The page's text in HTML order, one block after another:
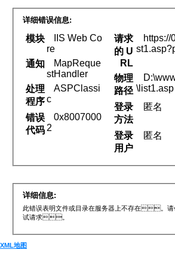
详细错误信息:
模块
IIS Web Co
re
通知
MapReque
stHandler
处理
程序
ASPClassi
c
错误
代码
0x8007000
2
请求
的 U
RL
https://
物理
路径 \list1.asp
登录
方法
匿名
登录
用户
匿名
详细信息:
此错误表明文件或目录在服务器上不存在。请
试请求。
XML地图